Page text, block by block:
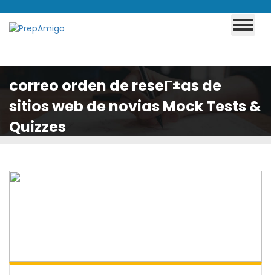
correo orden de reseГ±as de
sitios web de novias Mock Tests &
Quizzes